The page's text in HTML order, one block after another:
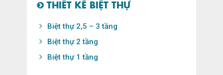
THIẾT KẾ BIỆT THỰ
Biệt thự 2,5 – 3 tầng
Biệt thự 2 tầng
Biệt thự 1 tầng